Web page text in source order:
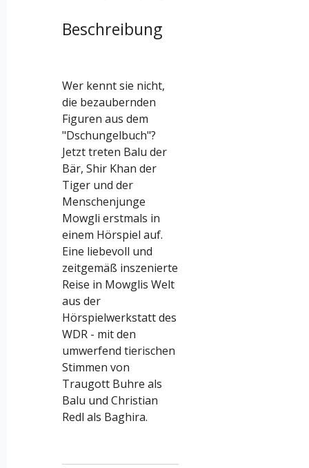
Beschreibung
Wer kennt sie nicht,
die bezaubernden
Figuren aus dem
"Dschungelbuch"?
Jetzt treten Balu der
Bär, Shir Khan der
Tiger und der
Menschenjunge
Mowgli erstmals in
einem Hörspiel auf.
Eine liebevoll und
zeitgemäß inszenierte
Reise in Mowglis Welt
aus der
Hörspielwerkstatt des
WDR - mit den
umwerfend tierischen
Stimmen von
Traugott Buhre als
Balu und Christian
Redl als Baghira.